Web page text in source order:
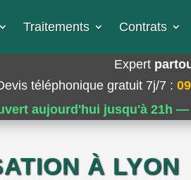
Traitements Contrats
Expert
téléphonique gratuit 7j/7 :
aujourd'hui jusqu'à 21h
À LYON